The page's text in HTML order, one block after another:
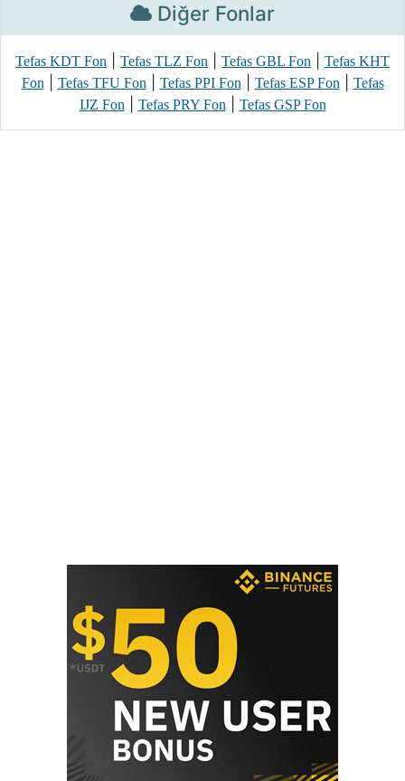
Diğer Fonlar
Tefas KDT Fon Tefas TLZ Fon Tefas GBL Fon
Tefas KHT
Fon| Tefas TFU Fon| Tefas PPI Fon| Tefas ESP Fon|
Tefas
IJZ Fon| Tefas PRY Fon| Tefas GSP Fon